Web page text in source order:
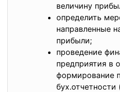
величину
определить
направленные
прибыли;
проведение
предприятия в
формирование
бух.отчетности